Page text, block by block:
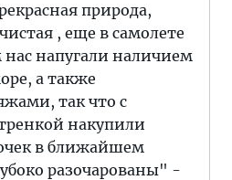
природа,
, еще в самолете
нас напугали наличием
а также
так что с
накупили
в ближайшем
разочарованы" -